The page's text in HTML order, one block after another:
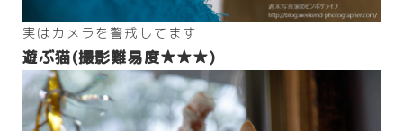
実はカメラを警戒してます
遊ぶ猫(撮影難易度★★★)